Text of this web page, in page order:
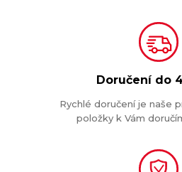
Doručení do
Rychlé doručení je naše
položky k Vám